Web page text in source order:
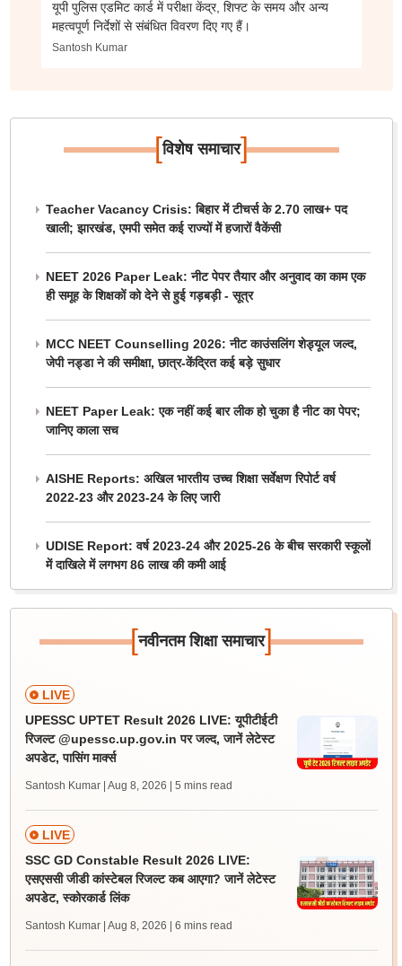
यूपी पुलिस एडमिट कार्ड में परीक्षा केंद्र, शिफ्ट के समय और अन्य
महत्वपूर्ण निर्देशों से संबंधित विवरण दिए गए हैं।
Santosh Kumar
[विशेष समाचार]
Teacher Vacancy Crisis: बिहार में टीचर्स के 2.70 लाख+ पद
खाली; झारखंड, एमपी समेत कई राज्यों में हजारों वैकेंसी
NEET 2026 Paper Leak: नीट पेपर तैयार और अनुवाद का काम एक
ही समूह के शिक्षकों को देने से हुई गड़बड़ी - सूत्र
MCC NEET Counselling 2026: नीट काउंसलिंग शेड्यूल जल्द,
जेपी नड्डा ने की समीक्षा, छात्र-केंद्रित कई बड़े सुधार
NEET Paper Leak: एक नहीं कई बार लीक हो चुका है नीट का पेपर;
जानिए काला सच
AISHE Reports: अखिल भारतीय उच्च शिक्षा सर्वेक्षण रिपोर्ट वर्ष
2022-23 और 2023-24 के लिए जारी
UDISE Report: वर्ष 2023-24 और 2025-26 के बीच सरकारी स्कूलों
में दाखिले में लगभग 86 लाख की कमी आई
[नवीनतम शिक्षा समाचार]
LIVE
UPESSC UPTET Result 2026 LIVE: यूपीटीईटी
रिजल्ट @upessc.up.gov.in पर जल्द, जानें लेटेस्ट
अपडेट, पासिंग मार्क्स
Santosh Kumar | Aug 8, 2026 | 5 mins read
LIVE
SSC GD Constable Result 2026 LIVE:
एसएससी जीडी कांस्टेबल रिजल्ट कब आएगा? जानें लेटेस्ट
अपडेट, स्कोरकार्ड लिंक
Santosh Kumar | Aug 8, 2026 | 6 mins read